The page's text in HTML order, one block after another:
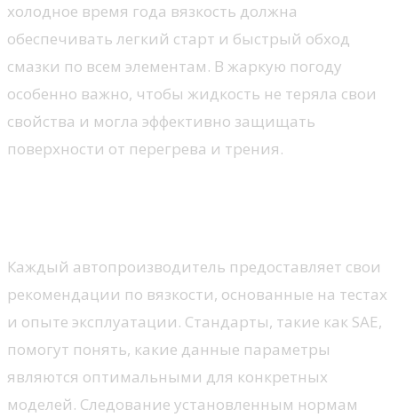
холодное время года вязкость должна
обеспечивать легкий старт и быстрый обход
смазки по всем элементам. В жаркую погоду
особенно важно, чтобы жидкость не теряла свои
свойства и могла эффективно защищать
поверхности от перегрева и трения.
Каждый автопроизводитель предоставляет свои
рекомендации по вязкости, основанные на тестах
и опыте эксплуатации. Стандарты, такие как SAE,
помогут понять, какие данные параметры
являются оптимальными для конкретных
моделей. Следование установленным нормам